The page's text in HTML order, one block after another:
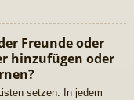
Freunde oder
hinzufügen oder
setzen: In jedem